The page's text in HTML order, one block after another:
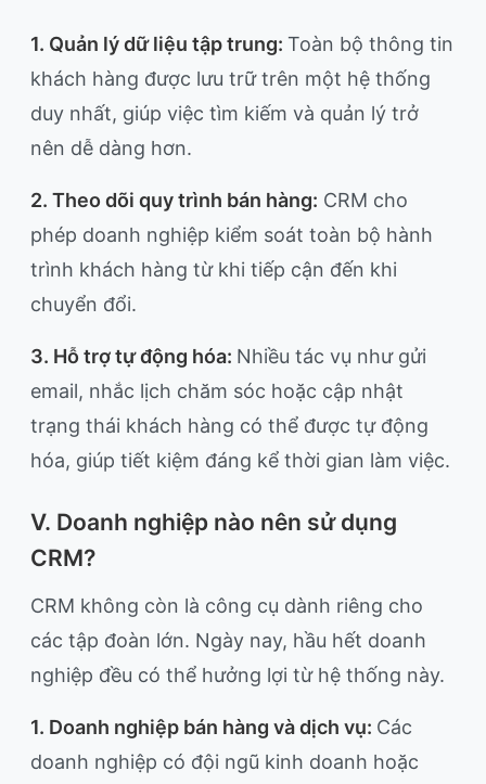
1. Quản lý dữ liệu tập trung: Toàn bộ thông tin
khách hàng được lưu trữ trên một hệ thống
duy nhất, giúp việc tìm kiếm và quản lý trở
nên dễ dàng hơn.
2. Theo dõi quy trình bán hàng: CRM cho
phép doanh nghiệp kiểm soát toàn bộ hành
trình khách hàng từ khi tiếp cận đến khi
chuyển đổi.
3. Hỗ trợ tự động hóa: Nhiều tác vụ như gửi
email, nhắc lịch chăm sóc hoặc cập nhật
trạng thái khách hàng có thể được tự động
hóa, giúp tiết kiệm đáng kể thời gian làm việc.
V. Doanh nghiệp nào nên sử dụng
CRM?
CRM không còn là công cụ dành riêng cho
các tập đoàn lớn. Ngày nay, hầu hết doanh
nghiệp đều có thể hưởng lợi từ hệ thống này.
1. Doanh nghiệp bán hàng và dịch vụ: Các
doanh nghiệp có đội ngũ kinh doanh hoặc